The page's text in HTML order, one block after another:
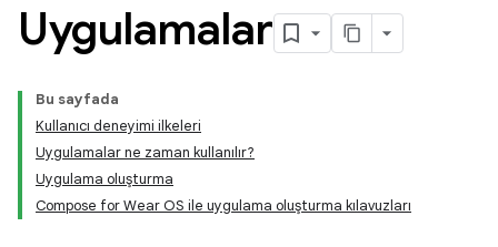
Uygulamalar
Bu sayfada
Kullanıcı deneyimi ilkeleri
Uygulamalar ne zaman kullanılır?
Uygulama oluşturma
Compose for Wear OS ile uygulama oluşturma kılavuzları